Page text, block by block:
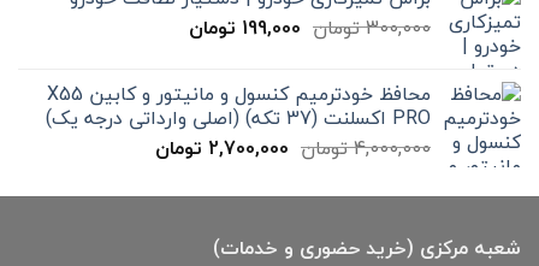
300,000تومان قیمت
بود.
199,000 تومانقیمت
199,000 تومان
است. محافظ خودترمیم کنسول و مانیتور و کابین X55
PRO اکسلنت (37 تکه) (اصلی وارداتی درجه یک)
4,000,000تومان قیمت
4,000,000 تومان
2,700,000 تومانقیمت
2,700,000 تومان
شعبه مرکزی (خرید حضوری و خدمات)